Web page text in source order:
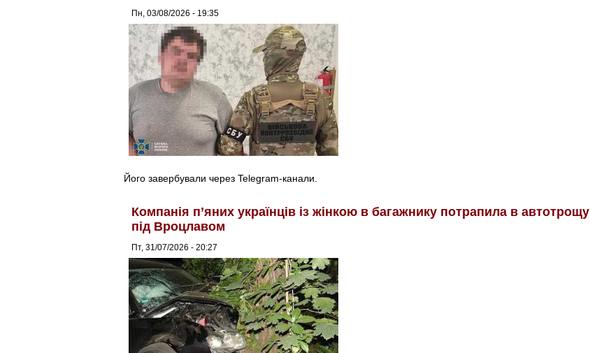
Пн, 03/08/2026 - 19:35
Його завербували через Telegram-канали.
Компанія п’яних українців із жінкою в багажнику потрапила в автотрощу
під Вроцлавом
Пт, 31/07/2026 - 20:27